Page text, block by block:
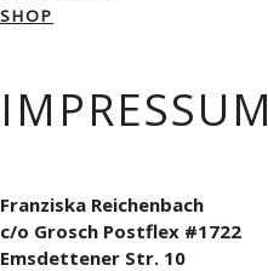
SHOP
IMPRESSUM
Franziska Reichenbach
c/o Grosch Postflex #1722
Emsdettener Str. 10